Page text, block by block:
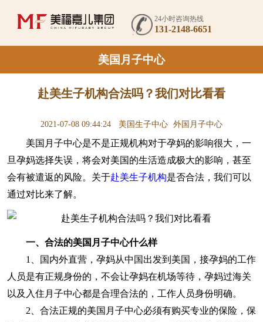
24小时咨询热线
131-2148-6651
美国月子中心
赴美生子机构合法吗？我们对比看看
2021-07-08 09:44:24 美国生子中心 外国月子中心
美国月子中心是不是正规机构对于孕妈的影响很大，一
旦孕妈选择失误，将会对美国的生活造成极大的影响，甚至
会有被遣返的风险。关于赴美生子机构是否合法，我们可以
通过对比来了解。
一、合法的美国月子中心什么样
1、国内外直营，孕妈从中国出发到美国，接孕妈的工作
人员是有正规身份的，不会让孕妈在机场等待，孕妈过海关
以及入住月子中心都是合理合法的，工作人员身份明确。
2、合法正规的美国月子中心必须有购买专业的保险，保